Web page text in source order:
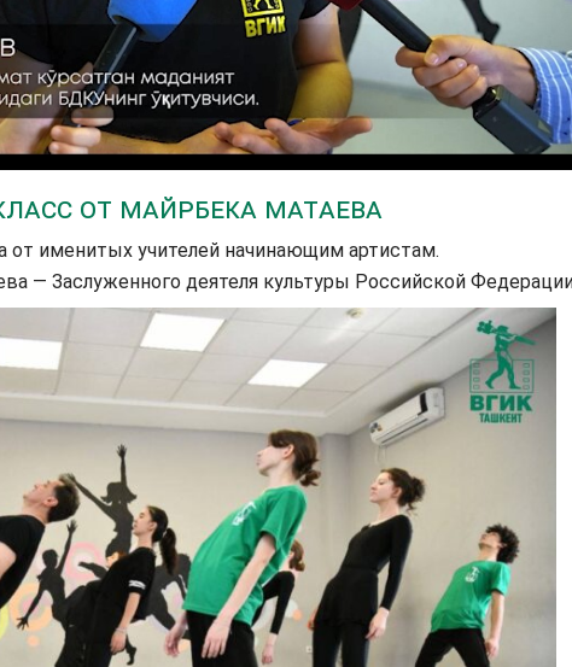
от Майрбека Матаева
именитых учителей начинающим артистам.
— Заслуженного деятеля культуры Российской